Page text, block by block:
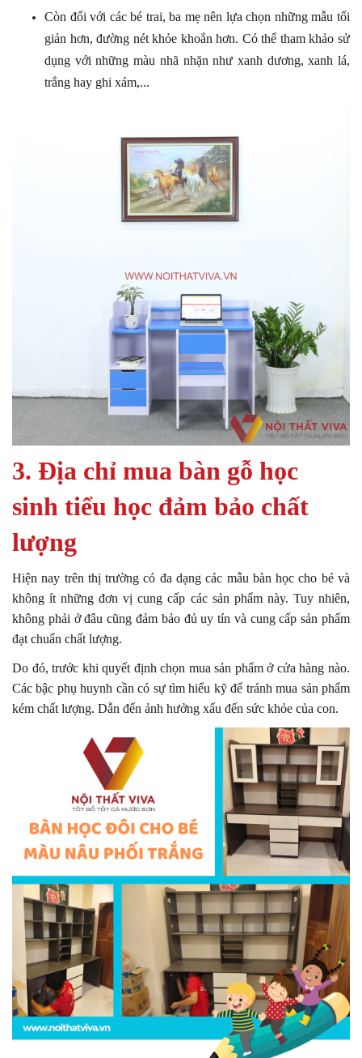
Còn đối với các bé trai, ba mẹ nên lựa chọn những mẫu tối
giản hơn, đường nét khỏe khoắn hơn. Có thể tham khảo sử
dụng với những màu nhã nhặn như xanh dương, xanh lá,
trắng hay ghi xám,...
3. Địa chỉ mua bàn gỗ học
sinh tiểu học đảm bảo chất
lượng
Hiện nay trên thị trường có đa dạng các mẫu bàn học cho bé và
không ít những đơn vị cung cấp các sản phẩm này. Tuy nhiên,
không phải ở đâu cũng đảm bảo đủ uy tín và cung cấp sản phẩm
đạt chuẩn chất lượng.
Do đó, trước khi quyết định chọn mua sản phẩm ở cửa hàng nào.
Các bậc phụ huynh cần có sự tìm hiểu kỹ để tránh mua sản phẩm
kém chất lượng. Dẫn đến ảnh hưởng xấu đến sức khỏe của con.